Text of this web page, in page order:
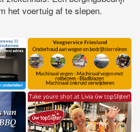
het voertuig af te slepen.